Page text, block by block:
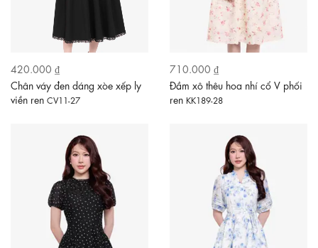
420.000 ₫
Chân váy đen dáng xòe xếp ly
viền ren CV11-27
710.000 ₫
Đầm xô thêu hoa nhí cổ V phối
ren KK189-28